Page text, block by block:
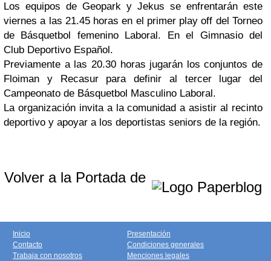
Los equipos de Geopark y Jekus se enfrentarán este
viernes a las 21.45 horas en el primer play off del Torneo
de Básquetbol femenino Laboral. En el Gimnasio del
Club Deportivo Español.
Previamente a las 20.30 horas jugarán los conjuntos de
Floiman y Recasur para definir al tercer lugar del
Campeonato de Básquetbol Masculino Laboral.
La organización invita a la comunidad a asistir al recinto
deportivo y apoyar a los deportistas seniors de la región.
Volver a la Portada de
Inicio
Contacto
Trabaja con nosotros
Presentación
Condiciones generales
Menciones legales